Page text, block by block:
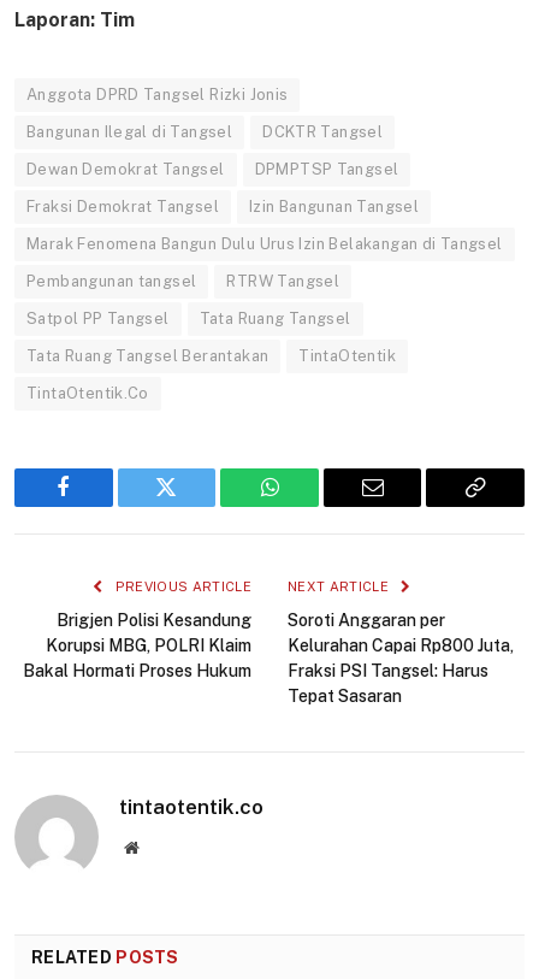
Laporan: Tim
Anggota DPRD Tangsel Rizki Jonis
Bangunan Ilegal di Tangsel DCKTR Tangsel
Dewan Demokrat Tangsel DPMPTSP Tangsel
Fraksi Demokrat Tangsel Izin Bangunan Tangsel
Marak Fenomena Bangun Dulu Urus Izin Belakangan di Tangsel
Pembangunan tangsel RTRW Tangsel
Satpol PP Tangsel Tata Ruang Tangsel
Tata Ruang Tangsel Berantakan TintaOtentik
TintaOtentik.Co
Facebook Twitter WhatsApp Email
Copy
PREVIOUS ARTICLE
Brigjen Polisi Kesandung
Korupsi MBG, POLRI Klaim
Bakal Hormati Proses Hukum
NEXT ARTICLE
Soroti Anggaran per
Kelurahan Capai Rp800 Juta,
Fraksi PSI Tangsel: Harus
Tepat Sasaran
tintaotentik.co
Website
RELATED POSTS